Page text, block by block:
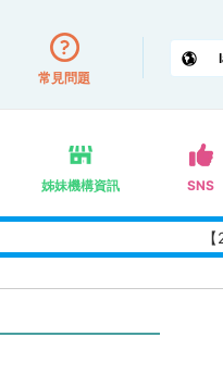
常見問題
姊妹機構資訊 SNS
【2026/8